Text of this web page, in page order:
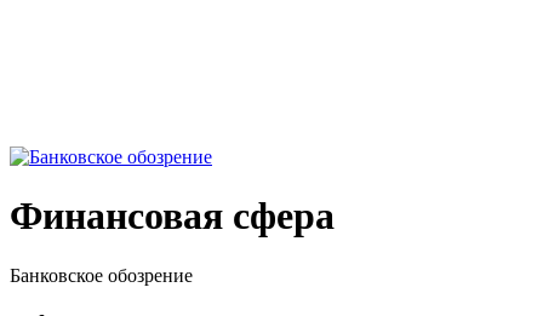
Финансовая сфера
Банковское обозрение